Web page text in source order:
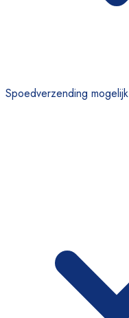
Spoedverzending mogelijk